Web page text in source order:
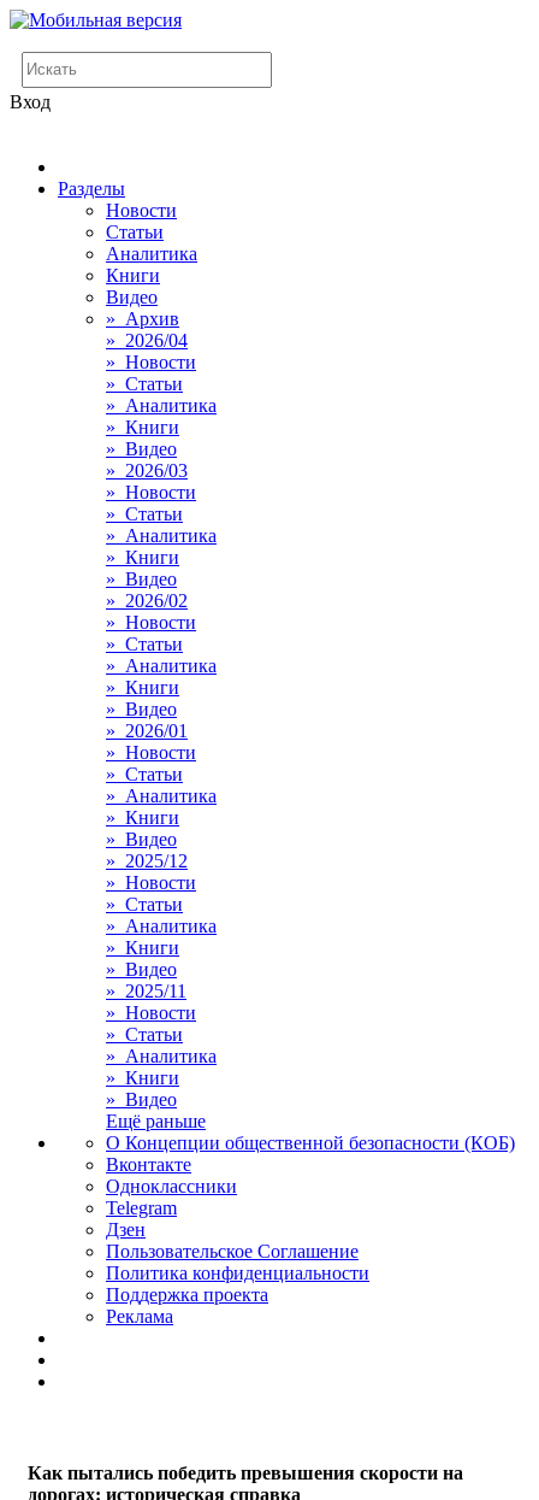
Вход
Разделы
Новости
Статьи
Аналитика
Книги
Видео
» Архив
» 2026/04
» Новости
» Статьи
» Аналитика
» Книги
» Видео
» 2026/03
» Новости
» Статьи
» Аналитика
» Книги
» Видео
» 2026/02
» Новости
» Статьи
» Аналитика
» Книги
» Видео
» 2026/01
» Новости
» Статьи
» Аналитика
» Книги
» Видео
» 2025/12
» Новости
» Статьи
» Аналитика
» Книги
» Видео
» 2025/11
» Новости
» Статьи
» Аналитика
» Книги
» Видео
Ещё раньше
О Концепции общественной безопасности (КОБ)
Вконтакте
Одноклассники
Telegram
Дзен
Пользовательское Соглашение
Политика конфиденциальности
Поддержка проекта
Реклама
Как пытались победить превышения скорости на
дорогах: историческая справка